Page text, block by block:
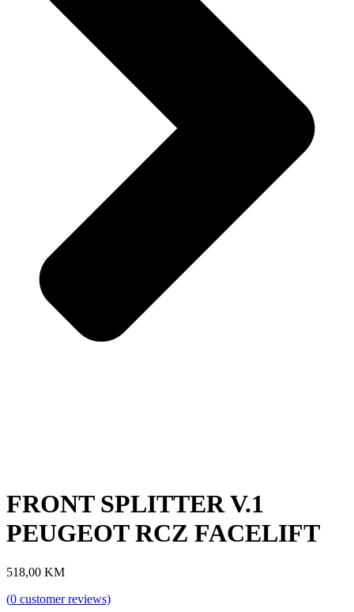
FRONT SPLITTER V.1
PEUGEOT RCZ FACELIFT
518,00 KM
(0 customer reviews)